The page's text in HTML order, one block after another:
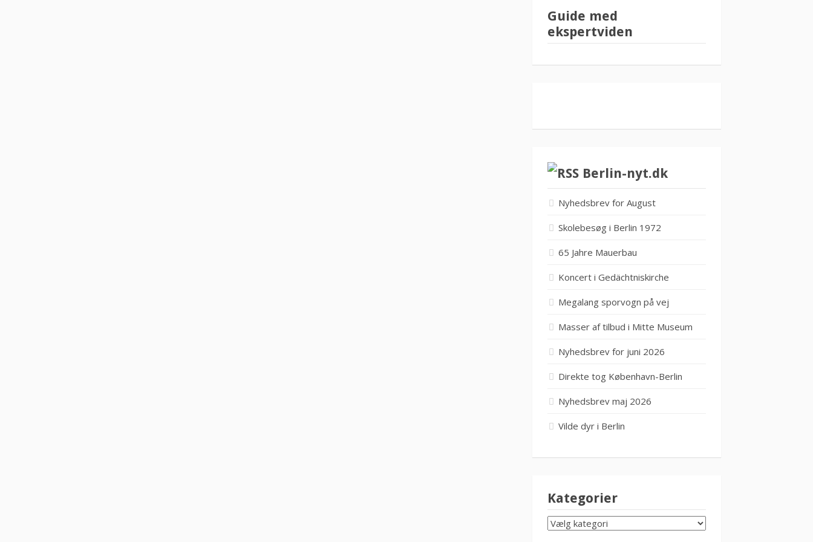
Guide med
ekspertviden
Berlin-nyt.dk
Nyhedsbrev for August
Skolebesøg i Berlin 1972
65 Jahre Mauerbau
Koncert i Gedächtniskirche
Megalang sporvogn på vej
Masser af tilbud i Mitte Museum
Nyhedsbrev for juni 2026
Direkte tog København-Berlin
Nyhedsbrev maj 2026
Vilde dyr i Berlin
Kategorier
KATEGORIER